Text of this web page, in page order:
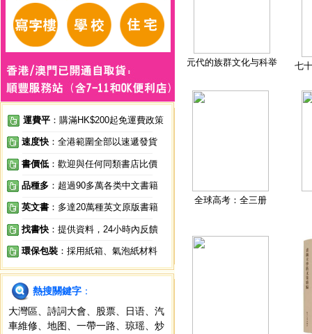
運費平 ：購滿HK$200起免運費政策
速度快 ：全港範圍全部以速遞發貨
書價低 ：歡迎與任何同類書店比價
品種多 ：超過90多萬各类中文書籍
英文書 ：多達20萬種英文原版書籍
找書快 ：提供資料，24小時內反饋
環保包裝 ：採用紙箱、氣泡紙材料
熱搜關鍵字 ：
大灣區
詩詞大會 股票 日语
汽
車維修
地图 一帶一路 琼瑶
炒
元代的族群文化与科举 七
全球高考：全三册